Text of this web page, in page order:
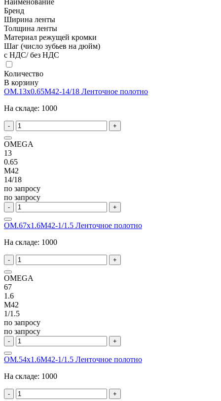
Наименование
Бренд
Ширина ленты
Толщина ленты
Материал режущей кромки
Шаг (число зубьев на дюйм)
с НДС/ без НДС
Количество
В корзину
OM.13x0.65M42-14/18 Ленточное полотно
На складе: 1000
- +
OMEGA
13
0.65
M42
14/18
по запросу
по запросу
- +
OM.67x1.6M42-1/1.5 Ленточное полотно
На складе: 1000
- +
OMEGA
67
1.6
M42
1/1.5
по запросу
по запросу
- +
OM.54x1.6M42-1/1.5 Ленточное полотно
На складе: 1000
- +